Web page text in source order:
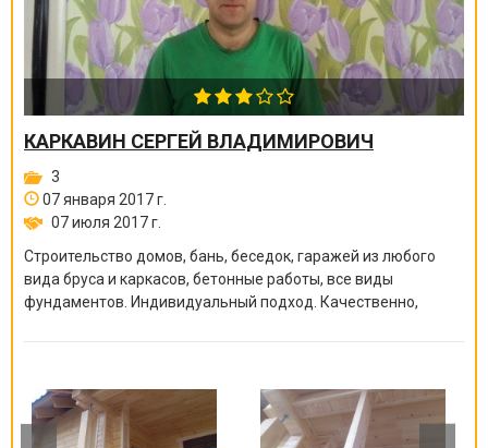
КАРКАВИН СЕРГЕЙ ВЛАДИМИРОВИЧ
3
07 января 2017 г.
07 июля 2017 г.
Строительство домов, бань, беседок, гаражей из любого
вида бруса и каркасов, бетонные работы, все виды
фундаментов. Индивидуальный подход. Качественно,